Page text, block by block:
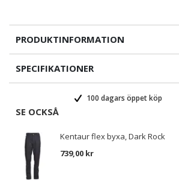
PRODUKTINFORMATION
SPECIFIKATIONER
100 dagars öppet köp
SE OCKSÅ
Kentaur flex byxa, Dark Rock
739,00 kr